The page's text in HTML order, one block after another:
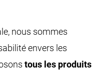
nous sommes
envers les
tous les produits